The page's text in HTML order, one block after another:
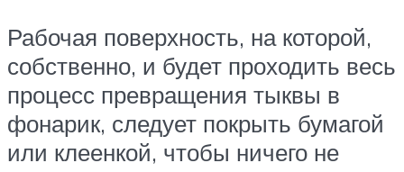
Рабочая поверхность, на которой,
собственно, и будет проходить весь
процесс превращения тыквы в
фонарик, следует покрыть бумагой
или клеенкой, чтобы ничего не